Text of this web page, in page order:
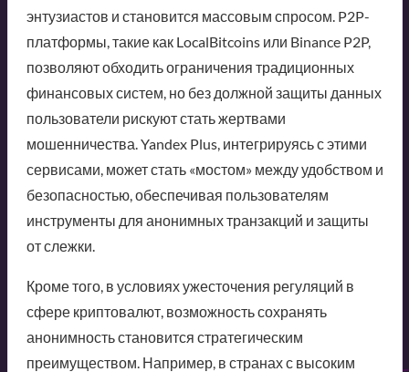
энтузиастов и становится массовым спросом. P2P-
платформы, такие как LocalBitcoins или Binance P2P,
позволяют обходить ограничения традиционных
финансовых систем, но без должной защиты данных
пользователи рискуют стать жертвами
мошенничества. Yandex Plus, интегрируясь с этими
сервисами, может стать «мостом» между удобством и
безопасностью, обеспечивая пользователям
инструменты для анонимных транзакций и защиты
от слежки.
Кроме того, в условиях ужесточения регуляций в
сфере криптовалют, возможность сохранять
анонимность становится стратегическим
преимуществом. Например, в странах с высоким